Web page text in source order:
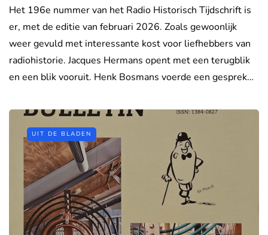
Het 196e nummer van het Radio Historisch Tijdschrift is
er, met de editie van februari 2026. Zoals gewoonlijk
weer gevuld met interessante kost voor liefhebbers van
radiohistorie. Jacques Hermans opent met een terugblik
en een blik vooruit. Henk Bosmans voerde een gesprek…
UIT DE BLADEN